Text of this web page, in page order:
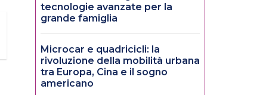
tecnologie avanzate per la
grande famiglia
Microcar e quadricicli: la
rivoluzione della mobilità urbana
tra Europa, Cina e il sogno
americano